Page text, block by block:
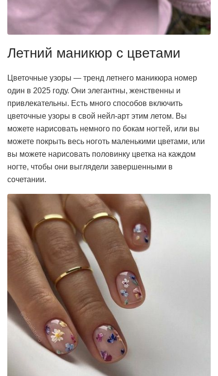
Летний маникюр с цветами
Цветочные узоры — тренд летнего маникюра номер
один в 2025 году. Они элегантны, женственны и
привлекательны. Есть много способов включить
цветочные узоры в свой нейл-арт этим летом. Вы
можете нарисовать немного по бокам ногтей, или вы
можете покрыть весь ноготь маленькими цветами, или
вы можете нарисовать половинку цветка на каждом
ногте, чтобы они выглядели завершенными в
сочетании.